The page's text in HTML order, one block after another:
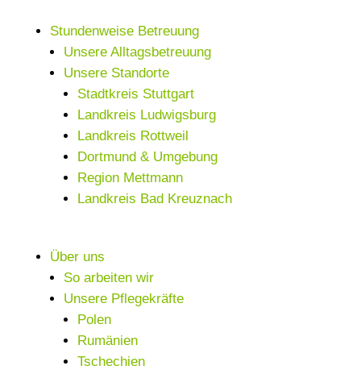
Stundenweise Betreuung
Unsere Alltagsbetreuung
Unsere Standorte
Stadtkreis Stuttgart
Landkreis Ludwigsburg
Landkreis Rottweil
Dortmund & Umgebung
Region Mettmann
Landkreis Bad Kreuznach
Über uns
So arbeiten wir
Unsere Pflegekräfte
Polen
Rumänien
Tschechien